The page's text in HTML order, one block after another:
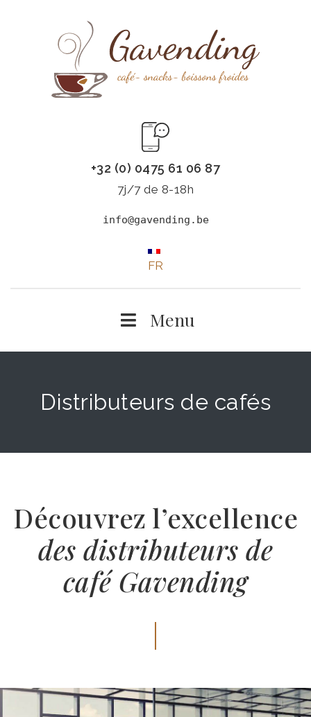
+32 (0) 0475 61 06 87
7j/7 de 8-18h
info@gavending.be
FR
Menu
Distributeurs de cafés
Découvrez l’excellence
des distributeurs de
café Gavending